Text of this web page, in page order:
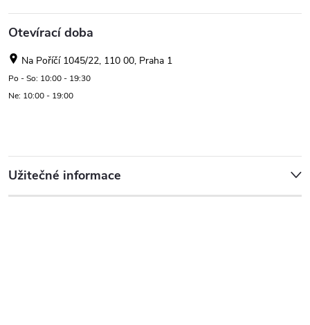
Otevírací doba
Na Poříčí 1045/22, 110 00, Praha 1
Po - So: 10:00 - 19:30
Ne: 10:00 - 19:00
Užitečné informace